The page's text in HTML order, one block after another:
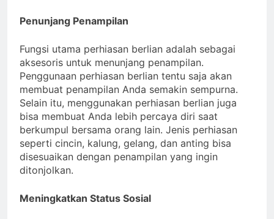
Penunjang Penampilan
Fungsi utama perhiasan berlian adalah sebagai
aksesoris untuk menunjang penampilan.
Penggunaan perhiasan berlian tentu saja akan
membuat penampilan Anda semakin sempurna.
Selain itu, menggunakan perhiasan berlian juga
bisa membuat Anda lebih percaya diri saat
berkumpul bersama orang lain. Jenis perhiasan
seperti cincin, kalung, gelang, dan anting bisa
disesuaikan dengan penampilan yang ingin
ditonjolkan.
Meningkatkan Status Sosial